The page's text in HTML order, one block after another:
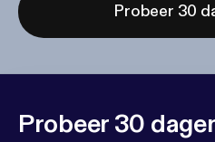
Probeer 30
Probeer 30